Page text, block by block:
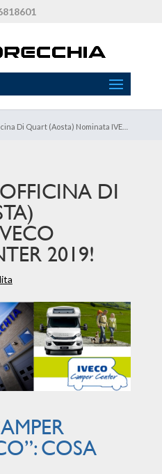
(Aosta) Nominata IVECO CAMPER CENTER 2019!
DI
2019!
COSA